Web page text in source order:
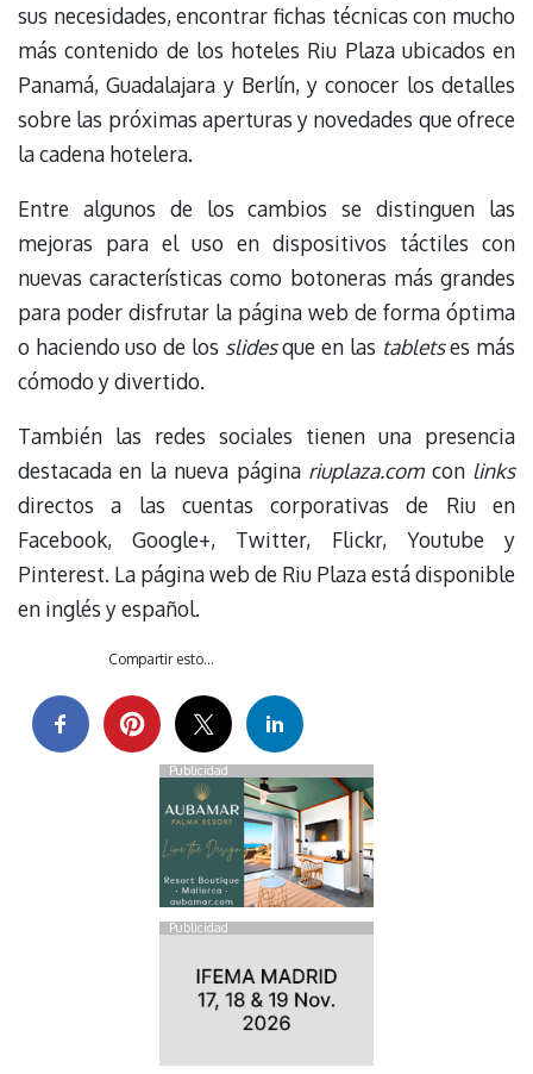
sus necesidades, encontrar fichas técnicas con mucho
más contenido de los hoteles Riu Plaza ubicados en
Panamá, Guadalajara y Berlín, y conocer los detalles
sobre las próximas aperturas y novedades que ofrece
la cadena hotelera.
Entre algunos de los cambios se distinguen las
mejoras para el uso en dispositivos táctiles con
nuevas características como botoneras más grandes
para poder disfrutar la página web de forma óptima
o haciendo uso de los slidesque en las tabletses más
cómodo y divertido.
También las redes sociales tienen una presencia
destacada en la nueva página riuplaza.comcon links
directos a las cuentas corporativas de Riu en
Facebook, Google+, Twitter, Flickr, Youtube y
Pinterest. La página web de Riu Plaza está disponible
en inglés y español.
Compartir esto...
Publicidad
Publicidad